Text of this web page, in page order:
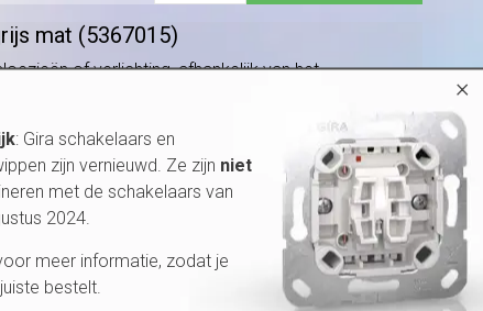
mat (5367015)
of verlichting, afhankelijk van het
mat.
113,95 - Bestel
mat (5493015)
(niet meegeleverd). Zo is het mogelijk om
informatie »
×
: Gira schakelaars en
zijn vernieuwd. Ze zijn niet
met de schakelaars van
2024.
meer informatie, zodat je
bestelt.